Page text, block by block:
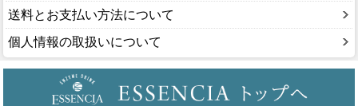
送料とお支払い方法について
個人情報の取扱いについて